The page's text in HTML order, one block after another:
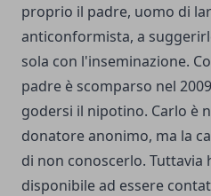
proprio il padre, uomo di
anticonformista, a
sola con l'inseminazione.
padre è scomparso nel
godersi il nipotino. Carlo è
donatore anonimo, ma la
di non conoscerlo.
disponibile ad essere